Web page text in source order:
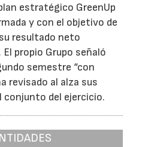
estratégico GreenUp
y con el objetivo de
resultado neto
propio Grupo señaló
semestre “con
revisado al alza sus
conjunto del ejercicio.